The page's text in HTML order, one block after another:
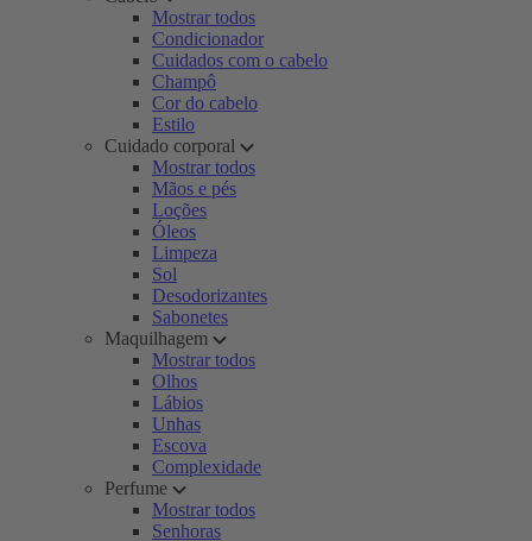
Mostrar todos
Condicionador
Cuidados com o cabelo
Champô
Cor do cabelo
Estilo
Cuidado corporal
Mostrar todos
Mãos e pés
Loções
Óleos
Limpeza
Sol
Desodorizantes
Sabonetes
Maquilhagem
Mostrar todos
Olhos
Lábios
Unhas
Escova
Complexidade
Perfume
Mostrar todos
Senhoras